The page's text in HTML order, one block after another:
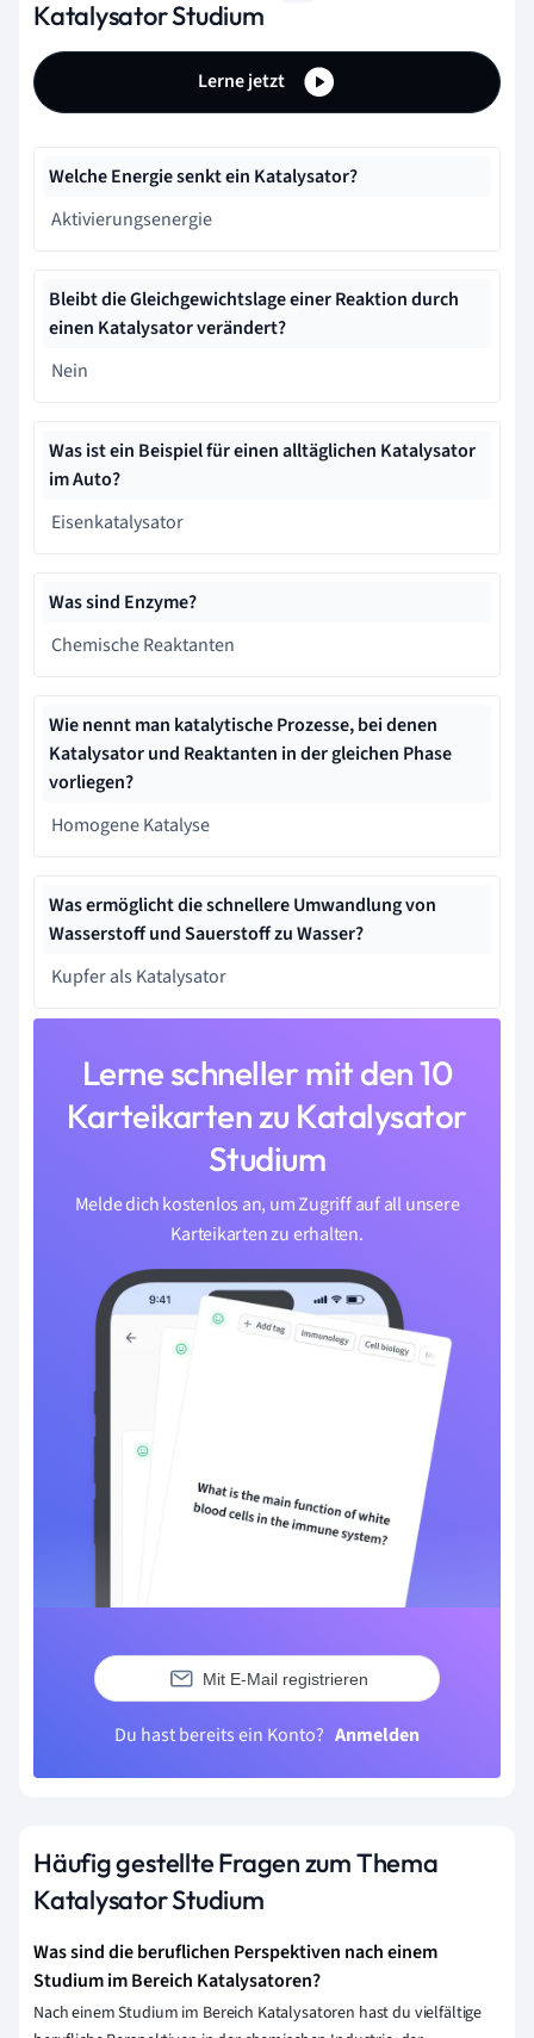
Katalysator Studium
Lerne jetzt
Welche Energie senkt ein Katalysator?
Aktivierungsenergie
Bleibt die Gleichgewichtslage einer Reaktion durch
einen Katalysator verändert?
Nein
Was ist ein Beispiel für einen alltäglichen Katalysator
im Auto?
Eisenkatalysator
Was sind Enzyme?
Chemische Reaktanten
Wie nennt man katalytische Prozesse, bei denen
Katalysator und Reaktanten in der gleichen Phase
vorliegen?
Homogene Katalyse
Was ermöglicht die schnellere Umwandlung von
Wasserstoff und Sauerstoff zu Wasser?
Kupfer als Katalysator
Lerne schneller mit den 10
Karteikarten zu Katalysator
Studium
Melde dich kostenlos an, um Zugriff auf all unsere
Karteikarten zu erhalten.
Mit E-Mail registrieren
Du hast bereits ein Konto? Anmelden
Häufig gestellte Fragen zum Thema
Katalysator Studium
Was sind die beruflichen Perspektiven nach einem
Studium im Bereich Katalysatoren?
Nach einem Studium im Bereich Katalysatoren hast du vielfältige